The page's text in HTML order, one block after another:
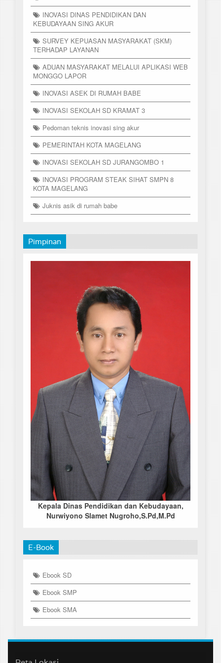
INOVASI DINAS PENDIDIKAN DAN
KEBUDAYAAN SING AKUR
SURVEY KEPUASAN MASYARAKAT (SKM)
TERHADAP LAYANAN
ADUAN MASYARAKAT MELALUI APLIKASI WEB
MONGGO LAPOR
INOVASI ASEK DI RUMAH BABE
INOVASI SEKOLAH SD KRAMAT 3
Pedoman teknis inovasi sing akur
PEMERINTAH KOTA MAGELANG
INOVASI SEKOLAH SD JURANGOMBO 1
INOVASI PROGRAM STEAK SIHAT SMPN 8
KOTA MAGELANG
Juknis asik di rumah babe
Pimpinan
Kepala Dinas Pendidikan dan Kebudayaan,
Nurwiyono Slamet Nugroho,S.Pd,M.Pd
E-Book
Ebook SD
Ebook SMP
Ebook SMA